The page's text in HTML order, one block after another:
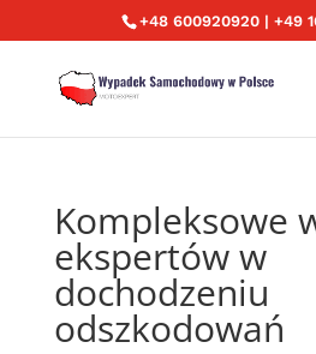
+48 600920920 | +49
Kompleksowe
ekspertów w
dochodzeniu
odszkodowań